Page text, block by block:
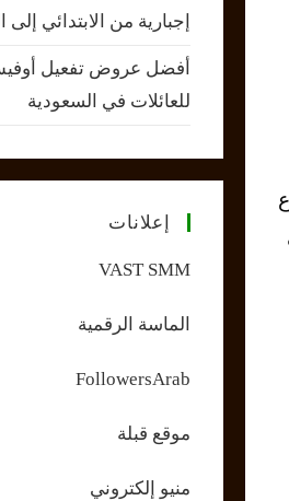
إجبارية من الابتدائي إلى
للعائلات في السعودية
إعلانات
VAST SMM
الماسة الرقمية
FollowersArab
موقع قبلة
منيو إلكتروني